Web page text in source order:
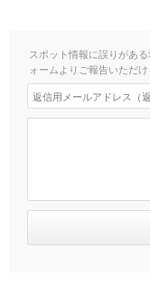
スポット情報に誤りがあ
ォームよりご報告いただけ